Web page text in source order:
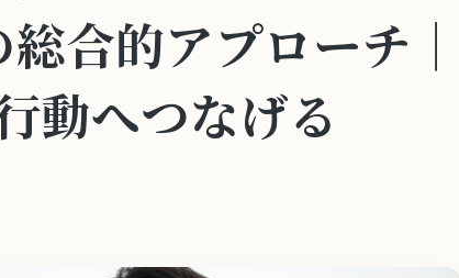
合的アプローチ｜
動へつなげる